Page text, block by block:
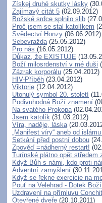
Získej druhé skutky lásky
Zajímavý citát 5 (02.09.2012)
Božské srdce splnilo slib
Proč jsem se stal katolíkem
Svědectví Honzy (06.06.2012)
Sebevražda(25.05.2012)
Pro nás (16.05.2012)
Důkaz, že EXISTUJE
Boží milosrdenství v mé duši
Zázrak korporálu (25.04.2012)
HIV-Příběh (23.04.2012)
Viktorie (12.04.2012)
Utonulý symbol 20. století
Podivuhodná Boží znamení
Na svatého Prokopa
Jsem katolík (31.03.2012)
Víra, naděje, láska
„Manifest víry“ aneb od
Setkání před postní dobou
Zpověď =nádherný restart!
Turínské plátno opět středem
Když Bůh s námi, kdo proti
Adventní zamyšlení
Když se řekne exercicie na
Pouť na Velehrad - Dotek
Uzdravení na přímluvu
Otevřené dveře (20.10.2011)